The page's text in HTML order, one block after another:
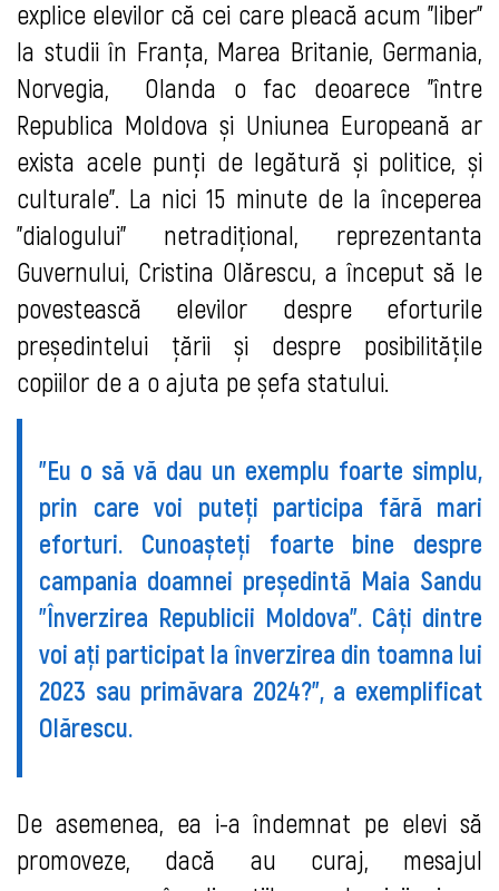
explice elevilor că cei care pleacă acum ”liber”
la studii în Franța, Marea Britanie, Germania,
Norvegia, Olanda o fac deoarece ”între
Republica Moldova și Uniunea Europeană ar
exista acele punți de legătură și politice, și
culturale”. La nici 15 minute de la începerea
”dialogului” netradițional, reprezentanta
Guvernului, Cristina Olărescu, a început să le
povestească elevilor despre eforturile
președintelui țării și despre posibilitățile
copiilor de a o ajuta pe șefa statului.
”Eu o să vă dau un exemplu foarte simplu,
prin care voi puteți participa fără mari
eforturi. Cunoașteți foarte bine despre
campania doamnei președintă Maia Sandu
”Înverzirea Republicii Moldova”. Câți dintre
voi ați participat la înverzirea din toamna lui
2023 sau primăvara 2024?”, a exemplificat
Olărescu.
De asemenea, ea i-a îndemnat pe elevi să
promoveze, dacă au curaj, mesajul